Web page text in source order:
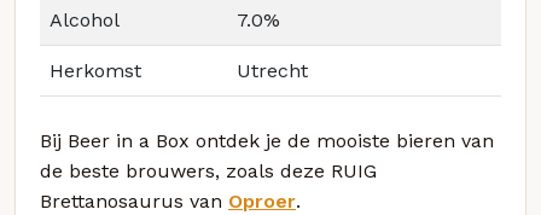
Alcohol 7.0%
Herkomst Utrecht
Bij Beer in a Box ontdek je de mooiste bieren van
de beste brouwers, zoals deze RUIG
Brettanosaurus van Oproer.